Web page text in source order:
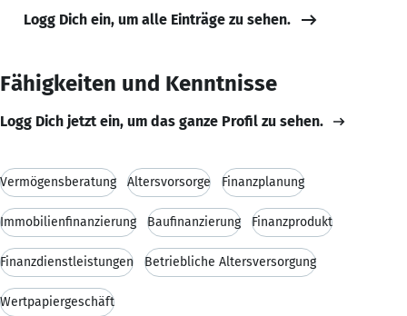
Logg Dich ein, um alle Einträge zu sehen.
Fähigkeiten und Kenntnisse
Logg Dich jetzt ein, um das ganze Profil zu sehen.
Vermögensberatung Altersvorsorge Finanzplanung
Immobilienfinanzierung Baufinanzierung Finanzprodukt
Finanzdienstleistungen Betriebliche Altersversorgung
Wertpapiergeschäft